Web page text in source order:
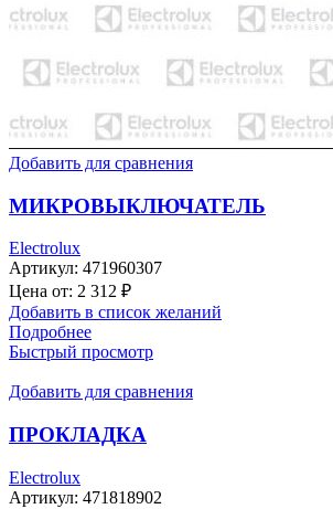
Добавить для сравнения
МИКРОВЫКЛЮЧАТЕЛЬ
Electrolux
Артикул: 471960307
Цена от: 2 312 ₽
Добавить в список желаний
Подробнее
Быстрый просмотр
Добавить для сравнения
ПРОКЛАДКА
Electrolux
Артикул: 471818902